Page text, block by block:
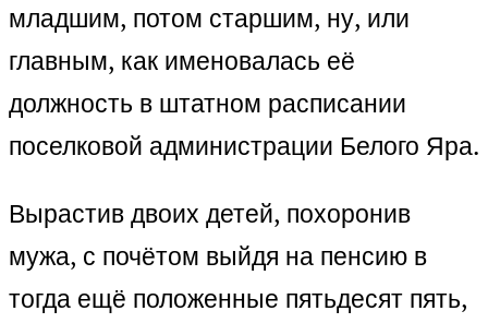
младшим, потом старшим, ну, или
главным, как именовалась её
должность в штатном расписании
поселковой администрации Белого Яра.
Вырастив двоих детей, похоронив
мужа, с почётом выйдя на пенсию в
тогда ещё положенные пятьдесят пять,